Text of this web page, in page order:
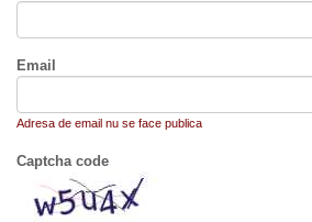
Email
Adresa de email nu se face publica
Captcha code